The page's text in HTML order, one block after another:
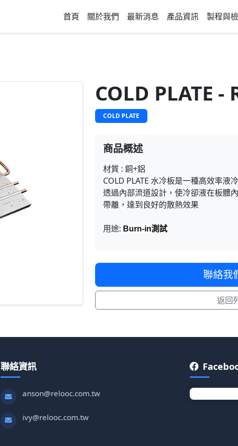
首頁 關於我們 最新消息 產品資訊 製程與
COLD PLATE -
COLD PLATE
商品概述
材質 : 銅+鋁
COLD PLATE 水冷板是一種高效率液
透過內部流道設計，使冷卻液在板體
帶離，達到良好的散熱效果
用途: Burn-in測試
聯絡我
返回
聯絡資訊
anson@relooc.com.tw
ivy@relooc.com.tw